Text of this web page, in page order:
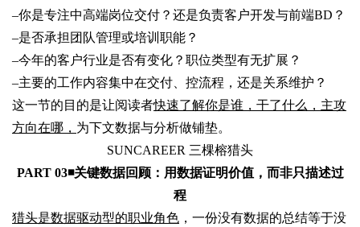
–你是专注中高端岗位交付？还是负责客户开发与前端BD？
–是否承担团队管理或培训职能？
–今年的客户行业是否有变化？ 职位类型有无扩展？
–主要的工作内容集中在交付、控流程，还是关系维护？
这一节的目的是让阅读者快速了解你是谁，干了什么，主攻
方向在哪， 为下文数据与分析做铺垫。
SUNCAREER 三棵榕猎头
PART 03◾关键数据回顾：用数据证明价值，而非只描述过
程
猎头是数据驱动型的职业角色 ，一份没有数据的总结等于没